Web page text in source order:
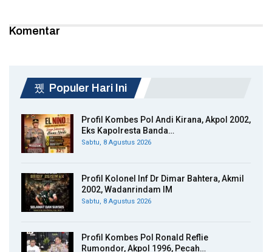
Komentar
Populer Hari Ini
Profil Kombes Pol Andi Kirana, Akpol 2002,
Eks Kapolresta Banda…
Sabtu, 8 Agustus 2026
Profil Kolonel Inf Dr Dimar Bahtera, Akmil
2002, Wadanrindam IM
Sabtu, 8 Agustus 2026
Profil Kombes Pol Ronald Reflie
Rumondor, Akpol 1996, Pecah…